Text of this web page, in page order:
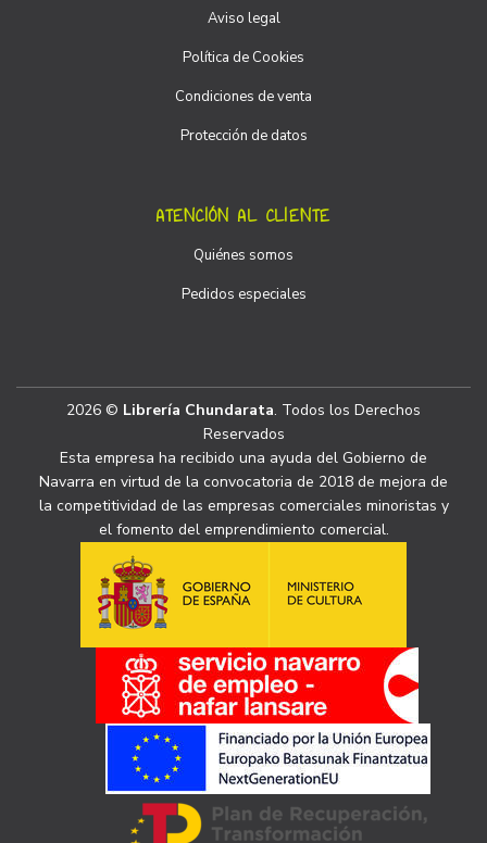
Aviso legal
Política de Cookies
Condiciones de venta
Protección de datos
ATENCIÓN AL CLIENTE
Quiénes somos
Pedidos especiales
2026 © Librería Chundarata. Todos los Derechos
Reservados
Esta empresa ha recibido una ayuda del Gobierno de
Navarra en virtud de la convocatoria de 2018 de mejora de
la competitividad de las empresas comerciales minoristas y
el fomento del emprendimiento comercial.